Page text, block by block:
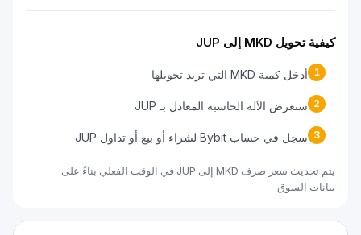
كيفية تحويل MKD إلى JUP
1 أدخل كمية MKD التي تريد تحويلها
2 ستعرض الآلة الحاسبة المعادل بـ JUP
3 سجل في حساب Bybit لشراء أو بيع أو تداول JUP
يتم تحديث سعر صرف MKD إلى JUP في الوقت الفعلي بناءً على
بيانات السوق.